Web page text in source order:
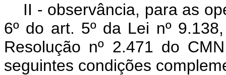
II - observância, para as
6º do art. 5º da Lei nº
Resolução nº 2.471 do
seguintes condições